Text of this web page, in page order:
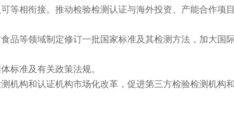
等相衔接。推动检验检测认证与海外投资、产能合作项
品等领域制定修订一批国家标准及其检测方法，加大国
标准及有关政策法规。
构和认证机构市场化改革，促进第三方检验检测机构和